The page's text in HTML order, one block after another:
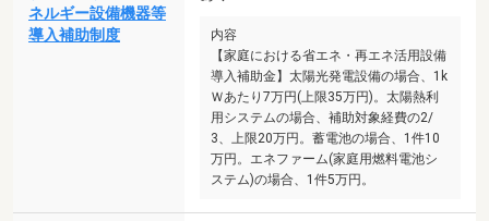
ネルギー設備機器等
導入補助制度
内容
【家庭における省エネ・再エネ活用設備
導入補助金】太陽光発電設備の場合、1k
Ｗあたり7万円(上限35万円)。太陽熱利
用システムの場合、補助対象経費の2/
3、上限20万円。蓄電池の場合、1件10
万円。エネファーム(家庭用燃料電池シ
ステム)の場合、1件5万円。